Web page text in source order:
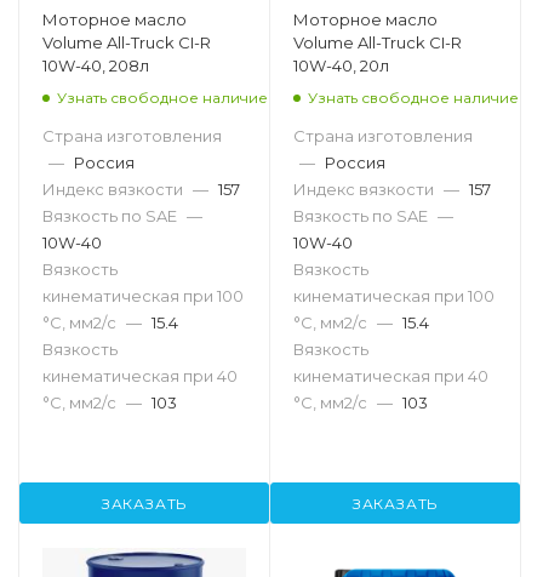
Моторное масло
Volume All-Truck CI-R
10W-40, 208л
Узнать свободное наличие
Страна изготовления
— Россия
Индекс вязкости — 157
Вязкость по SAE —
10W-40
Вязкость
кинематическая при 100
°С, мм2/с — 15.4
Вязкость
кинематическая при 40
°С, мм2/с — 103
ЗАКАЗАТЬ
Моторное масло
Volume All-Truck CI-R
10W-40, 20л
Узнать свободное наличие
Страна изготовления
— Россия
Индекс вязкости — 157
Вязкость по SAE —
10W-40
Вязкость
кинематическая при 100
°С, мм2/с — 15.4
Вязкость
кинематическая при 40
°С, мм2/с — 103
ЗАКАЗАТЬ